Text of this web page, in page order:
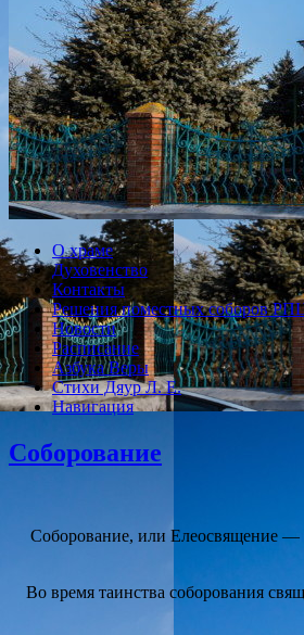
О храме
Духовенство
Контакты
Решения поместных соборов
Новости
Расписание
Азбука Веры
Стихи Дяур Л. Е.
Навигация
Соборование
Соборование, или Елеосвящение —
Во время таинства соборования